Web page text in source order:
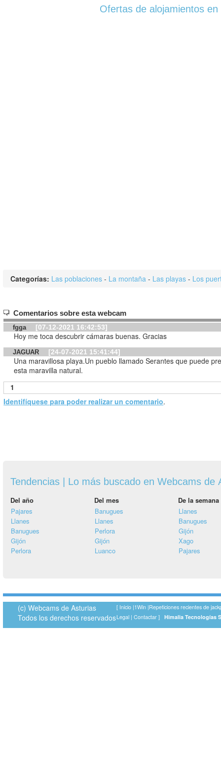
Ofertas de alojamientos en
Categorías: Las poblaciones - La montaña - Las playas - Los
Comentarios sobre esta webcam
fgga [07-12-2021 16:42:53]
Hoy me toca descubrir cámaras buenas. Gracias
JAGUAR [24-07-2021 15:41:44]
Una maravillosa playa.Un pueblo llamado Serantes que puede
esta maravilla natural.
1
Identifíquese para poder realizar un comentario.
Tendencias | Lo más buscado en Webcams de
Del año Del mes
De la semana
Pajares
Llanes
Banugues
Gijón
Perlora
Banugues
Llanes
Perlora
Gijón
Luanco
Llanes
Banugues
Gijón
Xago
Pajares
(c) Webcams de Asturias
Todos los derechos reservados
[ Inicio |1Win |Repeticiones recientes de
Legal | Contactar Himalia Tecnologías